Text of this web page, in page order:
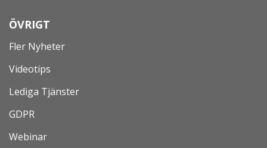
ÖVRIGT
Fler Nyheter
Videotips
Lediga Tjänster
GDPR
Webinar